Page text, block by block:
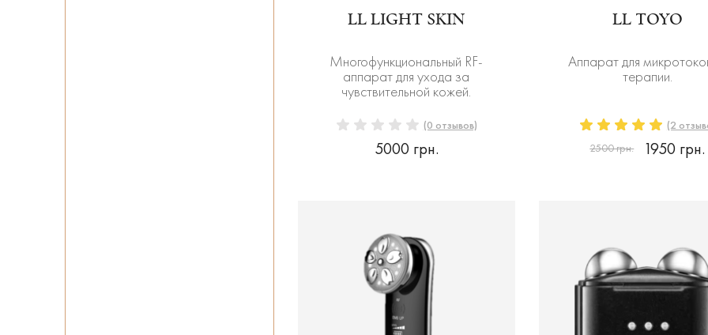
LL LIGHT SKIN
Многофункциональный RF-
аппарат для ухода за
чувствительной кожей.
(0 отзывов)
5000 грн.
LL TOYO
Аппарат для
терапии.
(2
2500 грн.
1950 грн.